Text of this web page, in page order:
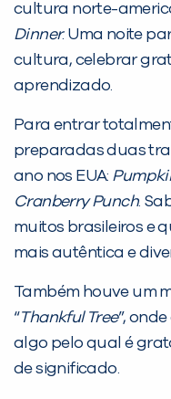
cultura norte-
Dinner. Uma noite
cultura, celebrar
aprendizado.
Para entrar
preparadas duas
ano nos EUA:
Cranberry Punch.
muitos brasileiros e
mais autêntica e
Também houve um
“Thankful Tree”,
algo pelo qual é
de significado.
PEÇA UMA
Não
inFlux